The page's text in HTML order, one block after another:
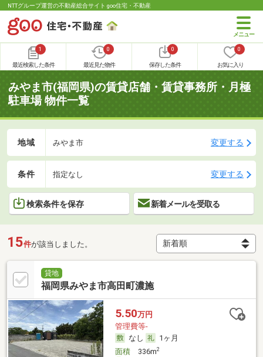
NTTグループ運営の不動産総合サイト goo住宅・不動産
1
最近検索した条件
0
最近見た物件
0
保存した条件
0
お気に入り
みやま市(福岡県)の賃貸店舗・賃貸事務所・月極
駐車場 物件一覧
地域 みやま市 変更する
条件 指定なし 変更する
検索条件を保存 新着メールを受取る
15件が該当しました。
貸地
福岡県みやま市高田町濃施
5.50万円
管理費等-
なし
1ヶ月
面積336m2